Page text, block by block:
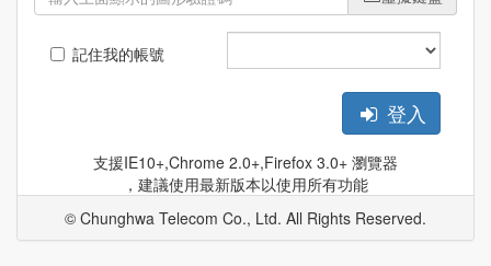
記住我的帳號
登入
支援IE10+,Chrome 2.0+,Firefox 3.0+ 瀏覽器
，建議使用最新版本以使用所有功能
© Chunghwa Telecom Co., Ltd. All Rights Reserved.